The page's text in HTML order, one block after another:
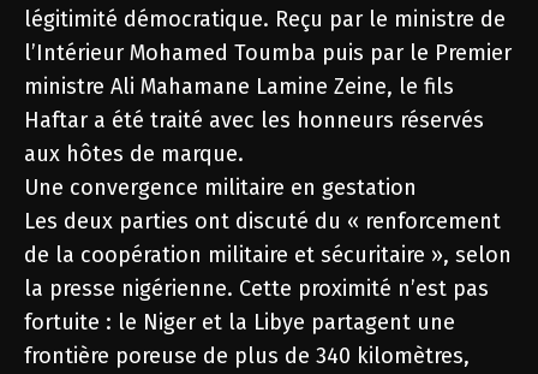
légitimité démocratique. Reçu par le ministre de
l’Intérieur Mohamed Toumba puis par le Premier
ministre Ali Mahamane Lamine Zeine, le fils
Haftar a été traité avec les honneurs réservés
aux hôtes de marque.
Une convergence militaire en gestation
Les deux parties ont discuté du « renforcement
de la coopération militaire et sécuritaire », selon
la presse nigérienne. Cette proximité n’est pas
fortuite : le Niger et la Libye partagent une
frontière poreuse de plus de 340 kilomètres,